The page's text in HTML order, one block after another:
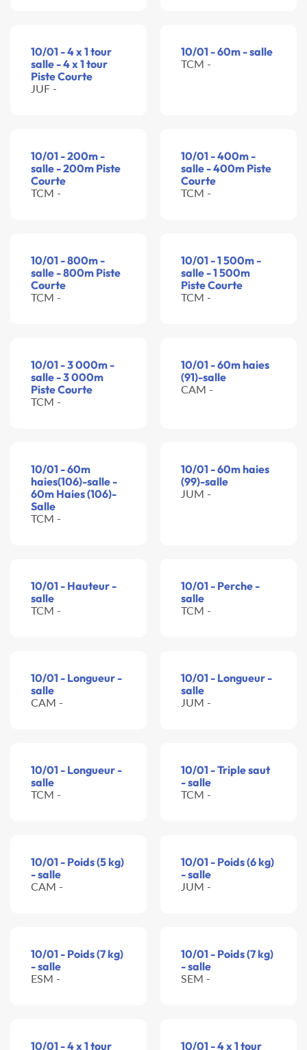
10/01 - 4 x 1 tour
salle - 4 x 1 tour
Piste Courte
JUF -
10/01 - 60m - salle
TCM -
10/01 - 200m -
salle - 200m Piste
Courte
TCM -
10/01 - 400m -
salle - 400m Piste
Courte
TCM -
10/01 - 800m -
salle - 800m Piste
Courte
TCM -
10/01 - 1 500m -
salle - 1 500m
Piste Courte
TCM -
10/01 - 3 000m -
salle - 3 000m
Piste Courte
TCM -
10/01 - 60m haies
(91)-salle
CAM -
10/01 - 60m
haies(106)-salle -
60m Haies (106)-
Salle
TCM -
10/01 - 60m haies
(99)-salle
JUM -
10/01 - Hauteur -
salle
TCM -
10/01 - Perche -
salle
TCM -
10/01 - Longueur -
salle
CAM -
10/01 - Longueur -
salle
JUM -
10/01 - Longueur -
salle
TCM -
10/01 - Triple saut
- salle
TCM -
10/01 - Poids (5 kg)
- salle
CAM -
10/01 - Poids (6 kg)
- salle
JUM -
10/01 - Poids (7 kg)
- salle
ESM -
10/01 - Poids (7 kg)
- salle
SEM -
10/01 - 4 x 1 tour
10/01 - 4 x 1 tour